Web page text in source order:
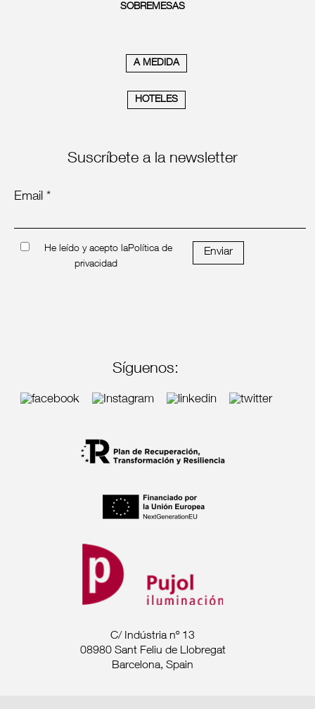
SOBREMESAS
A MEDIDA
HOTELES
Suscríbete a la newsletter
Email *
He leído y acepto laPolítica de
privacidad
Enviar
Síguenos:
C/ Indústria nº 13
08980 Sant Feliu de Llobregat
Barcelona, Spain